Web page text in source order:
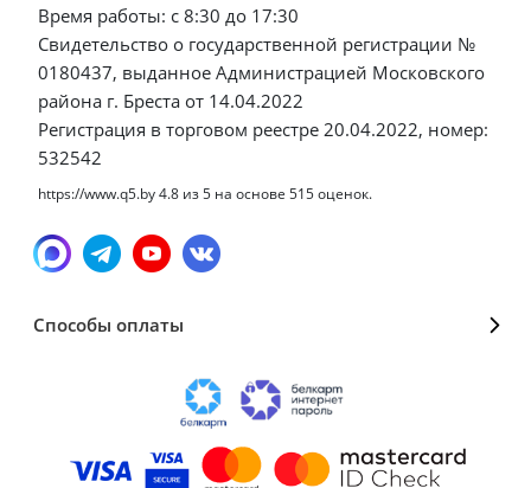
Время работы: с 8:30 до 17:30
Свидетельство о государственной регистрации №
0180437, выданное Администрацией Московского
района г. Бреста от 14.04.2022
Регистрация в торговом реестре 20.04.2022, номер:
532542
https://www.q5.by4.8 из5 на основе 515оценок.
Способы оплаты